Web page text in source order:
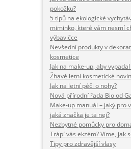
pokožku?
5 tipů na ekologické
miminko, které vám nesmí
výbavičce
Nevšední produkty v
kosmetice
Jak na make-up, aby
Žhavé letní kosmetické
Jak na letní péči o nohy?
Nová přírodní řada Bio od
Make-up manuál – jaký pro
jaká značka je ta nej?
Nezbytné pomůcky pro
Trápí vás ekzém? Víme, jak
Tipy pro zdravější vlasy